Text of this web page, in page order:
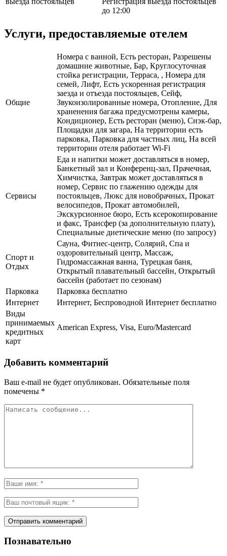
до 12:00
Услуги, предоставляемые отелем
Общие
Номера с ванной, Есть ресторан, Разрешены
домашние животные, Бар, Круглосуточная
стойка регистрации, Терраса, , Номера для
семей, Лифт, Есть ускоренная регистрация
заезда и отъезда постояльцев, Сейф,
Звукоизолированные номера, Отопление, Для
храненения багажа предусмотрены камеры,
Кондиционер, Есть ресторан (меню), Снэк-бар,
Площадки для загара, На территории есть
парковка, Парковка для частных лиц, На всей
территории отеля работает Wi-Fi
Сервисы
Еда и напитки может доставляться в номер,
Банкетный зал и Конференц-зал, Прачечная,
Химчистка, Завтрак может доставляться в
номер, Сервис по глажению одежды для
постояльцев, Люкс для новобрачных, Прокат
велосипедов, Прокат автомобилей,
Экскурсионное бюро, Есть ксерокопирование
и факс, Трансфер (за дополнительную плату),
Специальные диетические меню (по запросу)
Спорт и
Отдых
Сауна, Фитнес-центр, Солярий, Спа и
оздоровительный центр, Массаж,
Гидромассажная ванна, Турецкая баня,
Открытый плавательный бассейн, Открытый
бассейн (работает по сезонам)
Парковка
Парковка бесплатно
Интернет
Интернет, Беспроводной Интернет бесплатно
Виды
принимаемых
кредитных
карт
American Express, Visa, Euro/Mastercard
Добавить комментарий
Ваш e-mail не будет опубликован. Обязательные поля
помечены *
Познавательно